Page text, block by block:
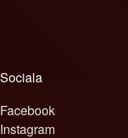
Sociala
Facebook
Instagram